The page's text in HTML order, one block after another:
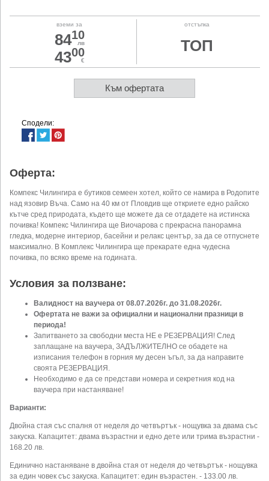
вземи за
8410
лв
4300
€
отстъпка
ТОП
Към офертата
Сподели:
Оферта:
Компекс Чилингира е бутиков семеен хотел, който се намира в Родопите
над язовир Въча. Само на 40 км от Пловдив ще откриете едно райско
кътче сред природата, където ще можете да се отдадете на истинска
почивка! Компекс Чилингира ще Виочарова с прекрасна панорамна
гледка, модерне интериор, басейни и релакс център, за да се отпуснете
максимално. В Комплекс Чилингира ще прекарате една чудесна
почивка, по всяко време на годината.
Условия за ползване:
Валидност на ваучера от 08.07.2026г. до 31.08.2026г.
Офертата не важи за официални и национални празници в
периода!
Запитването за свободни места НЕ е РЕЗЕРВАЦИЯ! След
заплащане на ваучера, ЗАДЪЛЖИТЕЛНО се обадете на
изписания телефон в горния му десен ъгъл, за да направите
своята РЕЗЕРВАЦИЯ.
Необходимо е да се представи номера и секретния код на
ваучера при настаняване!
Варианти:
Двойна стая със спалня от неделя до четвъртък - нощувка за двама със
закуска. Капацитет: двама възрастни и едно дете или трима възрастни -
168.20 лв.
Единично настаняване в двойна стая от неделя до четвъртък - нощувка
за един човек със закуска. Капацитет: един възрастен. - 133.00 лв.